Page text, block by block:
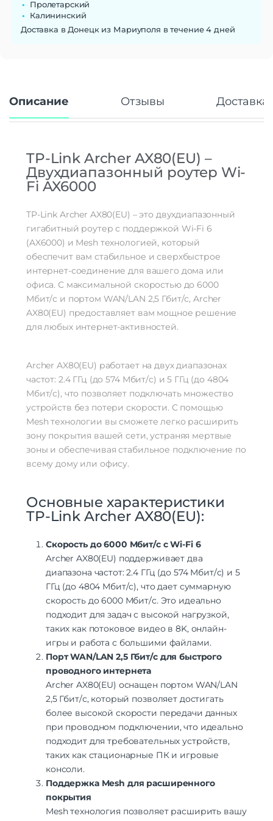
Стандарты безопасности
service (DoS)
Пролетарский
Калининский
Доставка в Донецк из Мариуполя в течение 4 дней
Описание Отзывы Доставка
TP-Link Archer AX80(EU) –
Двухдиапазонный роутер Wi-
Fi AX6000
TP-Link Archer AX80(EU) – это двухдиапазонный
гигабитный роутер с поддержкой Wi-Fi 6
(AX6000) и Mesh технологией, который
обеспечит вам стабильное и сверхбыстрое
интернет-соединение для вашего дома или
офиса. С максимальной скоростью до 6000
Мбит/с и портом WAN/LAN 2,5 Гбит/с, Archer
AX80(EU) предоставляет вам мощное решение
для любых интернет-активностей.
Archer AX80(EU) работает на двух диапазонах
частот: 2.4 ГГц (до 574 Мбит/с) и 5 ГГц (до 4804
Мбит/с), что позволяет подключать множество
устройств без потери скорости. С помощью
Mesh технологии вы сможете легко расширить
зону покрытия вашей сети, устраняя мертвые
зоны и обеспечивая стабильное подключение по
всему дому или офису.
Основные характеристики
TP-Link Archer AX80(EU):
Скорость до 6000 Мбит/с с Wi-Fi 6
Archer AX80(EU) поддерживает два
диапазона частот: 2.4 ГГц (до 574 Мбит/с) и 5
ГГц (до 4804 Мбит/с), что дает суммарную
скорость до 6000 Мбит/с. Это идеально
подходит для задач с высокой нагрузкой,
таких как потоковое видео в 8K, онлайн-
игры и работа с большими файлами.
Порт WAN/LAN 2,5 Гбит/с для быстрого
проводного интернета
Archer AX80(EU) оснащен портом WAN/LAN
2,5 Гбит/с, который позволяет достигать
более высокой скорости передачи данных
при проводном подключении, что идеально
подходит для требовательных устройств,
таких как стационарные ПК и игровые
консоли.
Поддержка Mesh для расширенного
покрытия
Mesh технология позволяет расширить вашу